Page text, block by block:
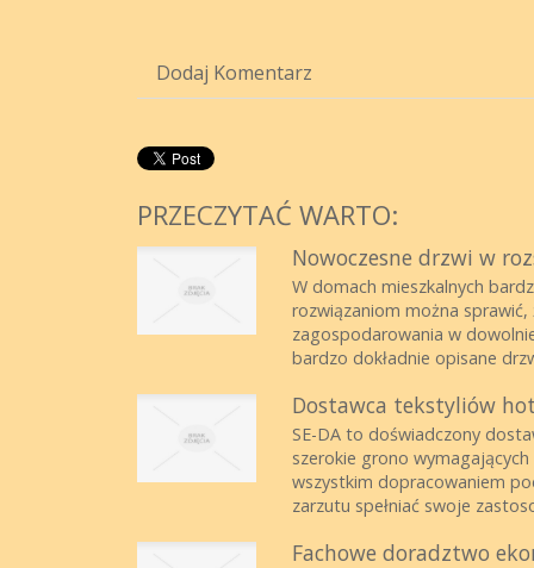
Dodaj Komentarz
PRZECZYTAĆ WARTO:
Nowoczesne drzwi w
W domach mieszkalnych
rozwiązaniom można
zagospodarowania w
bardzo dokładnie opisane
Dostawca tekstyliów
SE-DA to doświadczony
szerokie grono
wszystkim dopracowaniem
zarzutu spełniać swoje
Fachowe doradztwo